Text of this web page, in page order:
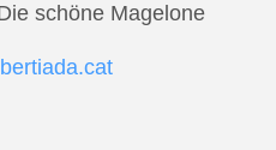
schöne Magelone